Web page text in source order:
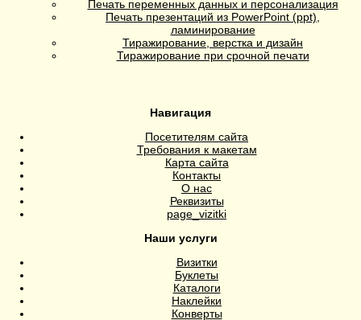
Печать переменных данных и персонализация
Печать презентаций из PowerPoint (ppt),
ламинирование
Тиражирование, верстка и дизайн
Тиражирование при срочной печати
Навигация
Посетителям сайта
Требования к макетам
Карта сайта
Контакты
О нас
Реквизиты
page_vizitki
Наши услуги
Визитки
Буклеты
Каталоги
Наклейки
Конверты